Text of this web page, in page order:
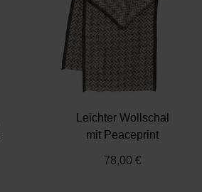
Leichter Wollschal
mit Peaceprint
78,00 €